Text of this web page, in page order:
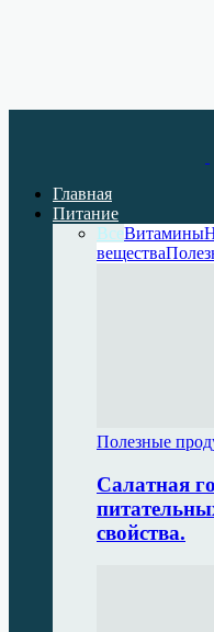
Главная
Питание
ВсеВитамины
вещества
Полезные
Салатная
свойства.